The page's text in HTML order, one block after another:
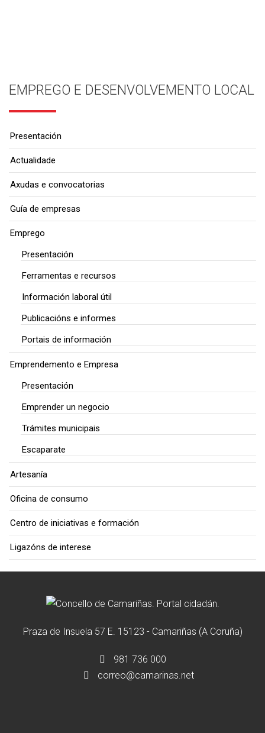
EMPREGO E DESENVOLVEMENTO LOCAL
Presentación
Actualidade
Axudas e convocatorias
Guía de empresas
Emprego
Presentación
Ferramentas e recursos
Información laboral útil
Publicacións e informes
Portais de información
Emprendemento e Empresa
Presentación
Emprender un negocio
Trámites municipais
Escaparate
Artesanía
Oficina de consumo
Centro de iniciativas e formación
Ligazóns de interese
Praza de Insuela 57 E. 15123 - Camariñas (A Coruña)
981 736 000
correo@camarinas.net